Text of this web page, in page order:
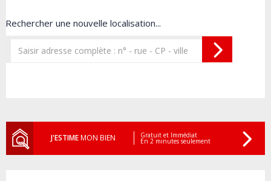
Rechercher une nouvelle localisation...
J'ESTIMEMON BIEN Gratuit et Immédiat
En 2 minutes seulement